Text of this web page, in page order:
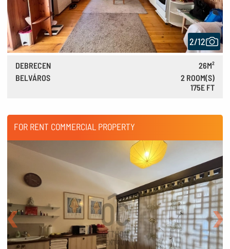
2/12
DEBRECEN
26M²
BELVÁROS
2 ROOM(S)
175E FT
FOR RENT COMMERCIAL PROPERTY
Back